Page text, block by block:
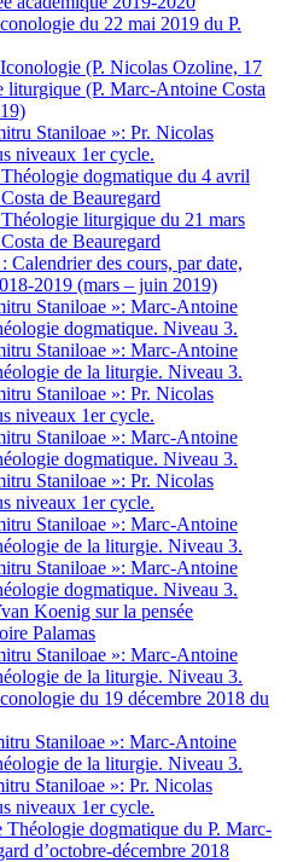
du 22 mai 2019 du P.
(P. Nicolas Ozoline, 17
liturgique (P. Marc-Antoine Costa
Staniloae »: Pr. Nicolas
niveaux 1er cycle.
dogmatique du 4 avril
de Beauregard
liturgique du 21 mars
de Beauregard
Calendrier des cours, par date,
2019 (mars – juin 2019)
Staniloae »: Marc-Antoine
dogmatique. Niveau 3.
Staniloae »: Marc-Antoine
de la liturgie. Niveau 3.
Staniloae »: Pr. Nicolas
niveaux 1er cycle.
Staniloae »: Marc-Antoine
dogmatique. Niveau 3.
Staniloae »: Pr. Nicolas
niveaux 1er cycle.
Staniloae »: Marc-Antoine
de la liturgie. Niveau 3.
Staniloae »: Marc-Antoine
dogmatique. Niveau 3.
Koenig sur la pensée
Palamas
Staniloae »: Marc-Antoine
de la liturgie. Niveau 3.
du 19 décembre 2018 du
Staniloae »: Marc-Antoine
de la liturgie. Niveau 3.
Staniloae »: Pr. Nicolas
niveaux 1er cycle.
Théologie dogmatique du P. Marc-
d’octobre-décembre 2018